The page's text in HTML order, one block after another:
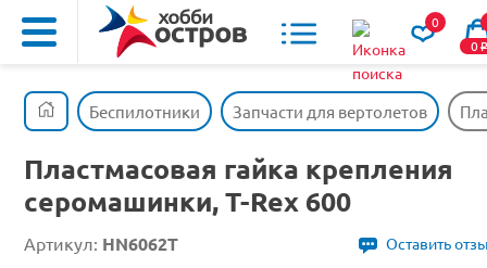
0
0o
Беспилотники Запчасти для вертолетов
Пластмасовая гайка крепления
серомашинки, T-Rex 600
Артикул: HN6062T
Оставить